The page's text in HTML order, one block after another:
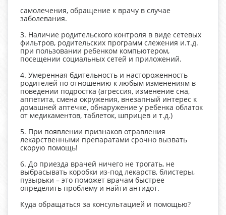
самолечения, обращение к врачу в случае
заболевания.
3. Наличие родительского контроля в виде сетевых
фильтров, родительских программ слежения и.т.д.
при пользовании ребенком компьютером,
посещении социальных сетей и приложений.
4. Умеренная бдительность и настороженность
родителей по отношению к любым изменениям в
поведении подростка (агрессия, изменение сна,
аппетита, смена окружения, внезапный интерес к
домашней аптечке, обнаружение у ребенка облаток
от медикаментов, таблеток, шприцев и т.д.)
5. При появлении признаков отравления
лекарственными препаратами срочно вызвать
скорую помощь!
6. До приезда врачей ничего не трогать, не
выбрасывать коробки из-под лекарств, блистеры,
пузырьки – это поможет врачам быстрее
определить проблему и найти антидот.
Куда обращаться за консультацией и помощью?